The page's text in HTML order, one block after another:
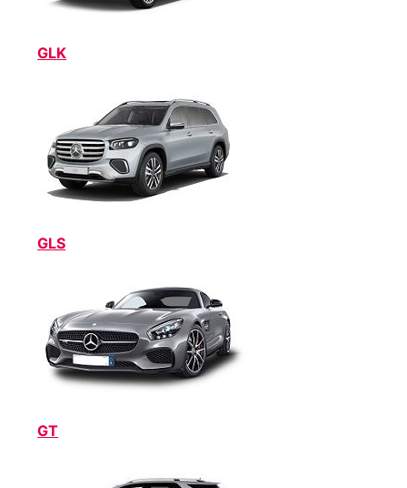
GLK
GLS
GT